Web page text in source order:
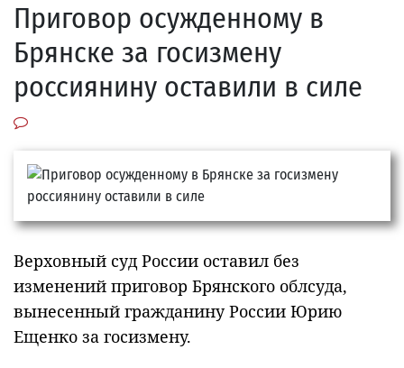
Приговор осужденному в
Брянске за госизмену
россиянину оставили в силе
Верховный суд России оставил без
изменений приговор Брянского облсуда,
вынесенный гражданину России Юрию
Ещенко за госизмену.